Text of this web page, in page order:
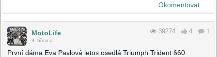
Okomentovat
MotoLife
9. března
39274 4 1
První dáma Eva Pavlová letos osedlá Triumph Trident 660